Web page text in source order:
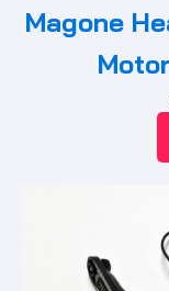
Magone